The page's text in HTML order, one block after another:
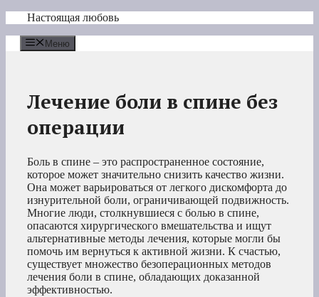
Перейти
содержимому
Настоящая любовь
Меню
Лечение боли в спине без
операции
Боль в спине – это распространенное состояние,
которое может значительно снизить качество жизни.
Она может варьироваться от легкого дискомфорта до
изнурительной боли, ограничивающей подвижность.
Многие люди, столкнувшиеся с болью в спине,
опасаются хирургического вмешательства и ищут
альтернативные методы лечения, которые могли бы
помочь им вернуться к активной жизни. К счастью,
существует множество безоперационных методов
лечения боли в спине, обладающих доказанной
эффективностью.